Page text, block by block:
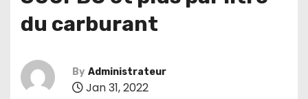
du carburant
By Administrateur
Jan 31, 2022